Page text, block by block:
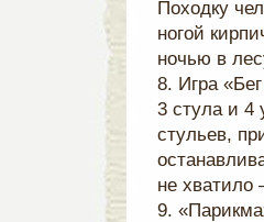
Походку
ногой
ночью в
8. Игра
3 стула и 4
стульев,
не хватило
9.